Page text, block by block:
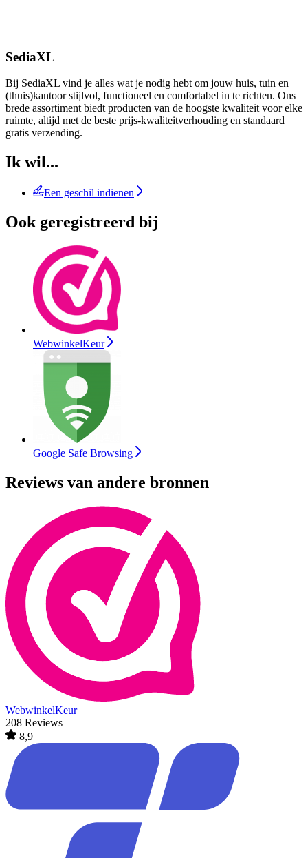
SediaXL
Bij SediaXL vind je alles wat je nodig hebt om jouw huis, tuin en
(thuis)kantoor stijlvol, functioneel en comfortabel in te richten. Ons
brede assortiment biedt producten van de hoogste kwaliteit voor elke
ruimte, altijd met de beste prijs-kwaliteitverhouding en standaard
gratis verzending.
Ik wil...
Een geschil indienen
Ook geregistreerd bij
WebwinkelKeur
Google Safe Browsing
Reviews van andere bronnen
WebwinkelKeur
208 Reviews
8,9